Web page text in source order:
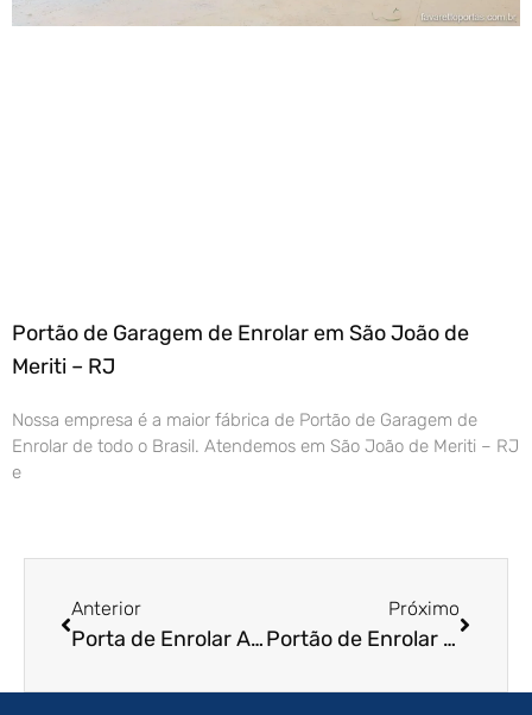
Portão de Garagem de Enrolar em São João de
Meriti – RJ
Nossa empresa é a maior fábrica de Portão de Garagem de
Enrolar de todo o Brasil. Atendemos em São João de Meriti – RJ
e
Anterior
Porta de Enrolar Automática em Poá – SP
Próximo
Portão de Enrolar Automático em João Pessoa – PB